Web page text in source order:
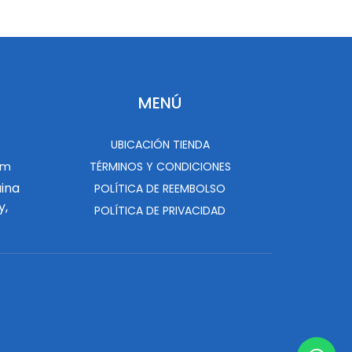
MENÚ
UBICACIÓN TIENDA
TÉRMINOS Y CONDICIONES
POLÍTICA DE REEMBOLSO
POLÍTICA DE PRIVACIDAD